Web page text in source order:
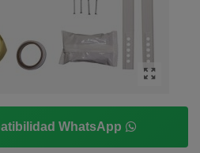
WhatsApp